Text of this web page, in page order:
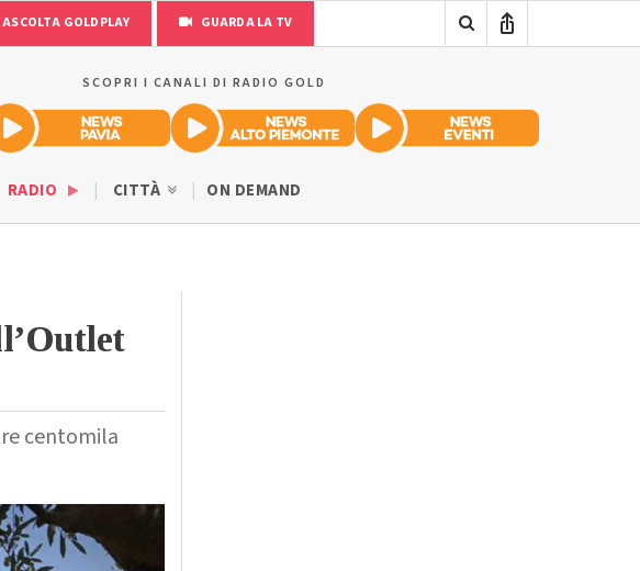
ASCOLTA GOLDPLAY GUARDA LA TV
SCOPRI I CANALI DI RADIO GOLD
RADIO CITTÀ ON DEMAND
centomila